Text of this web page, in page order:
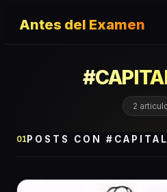
Antes del Examen
#
2
01POSTS CON #